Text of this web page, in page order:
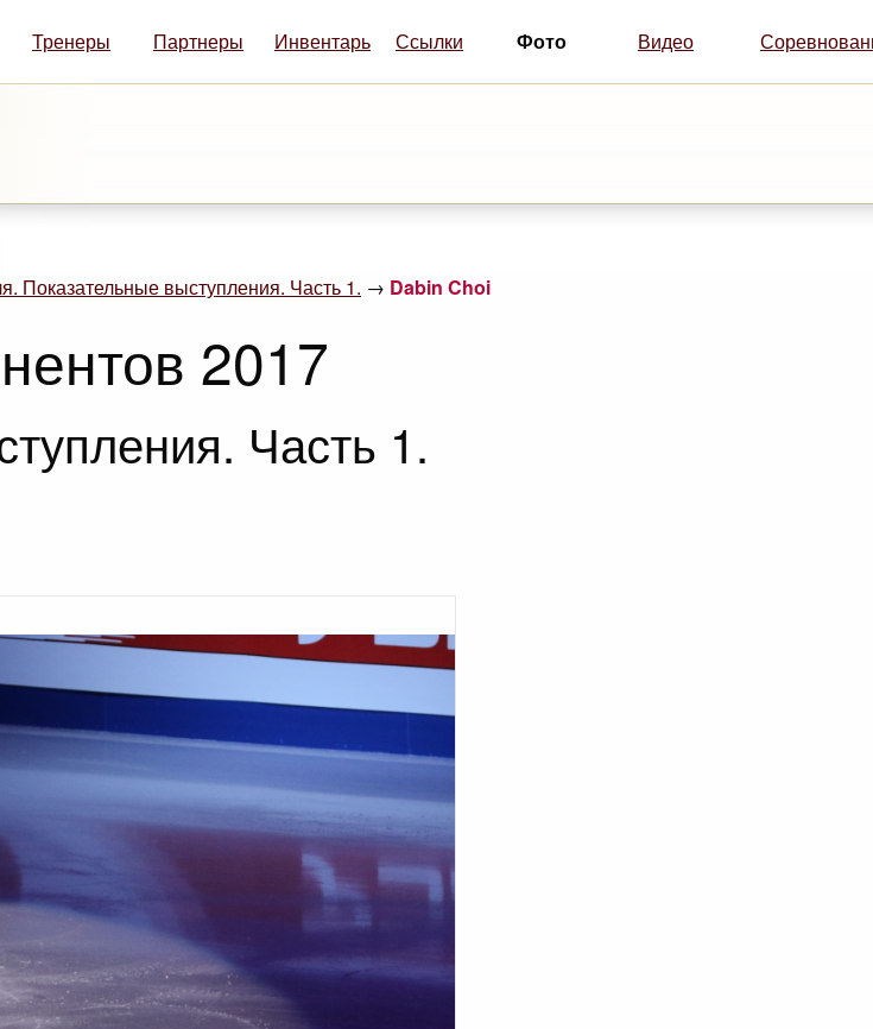
Тренеры Партнеры Инвентарь Ссылки Фото Видео
Показательные выступления. Часть 1. → Dabin Choi
2017
Часть 1.